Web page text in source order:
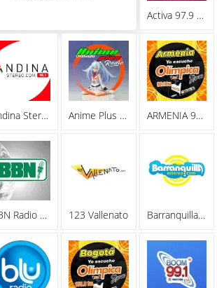
Activa 97.9 FM
Andina Stereo FM 95.1 Anime Plus Radio ARMENIA 96.1 FM - Olimpica Stereo
BBN Radio Bogota 1100 AM 123 Vallenato Barranquilla Estereo